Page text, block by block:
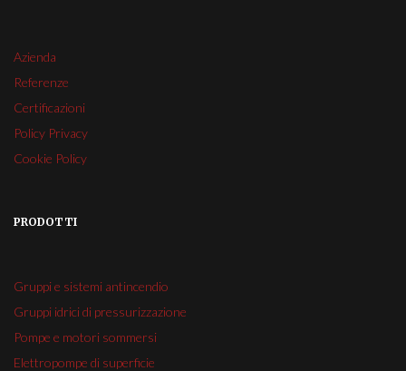
Azienda
Referenze
Certificazioni
Policy Privacy
Cookie Policy
PRODOTTI
Gruppi e sistemi antincendio
Gruppi idrici di pressurizzazione
Pompe e motori sommersi
Elettropompe di superficie